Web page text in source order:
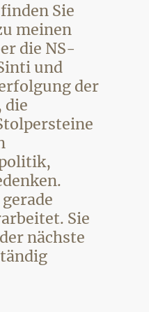
Sie
meinen
die NS-
und
der
die
Sie
nächste